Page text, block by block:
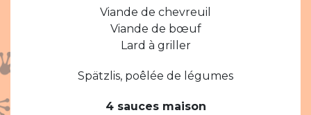
Viande de chevreuil
Viande de bœuf
Lard à griller
Spätzlis, poêlée de légumes
4 sauces maison